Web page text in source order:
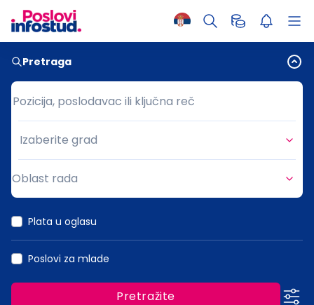
Pretraga
Pozicija, poslodavac ili ključna reč
Pozicija, poslodavac ili ključna reč
Grad
Izaberite grad
Oblast rada
Plata u oglasu
Poslovi za mlade
Pretražite